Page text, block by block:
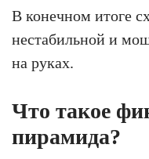
В конечном итоге
нестабильной и
на руках.
Что такое
пирамида?